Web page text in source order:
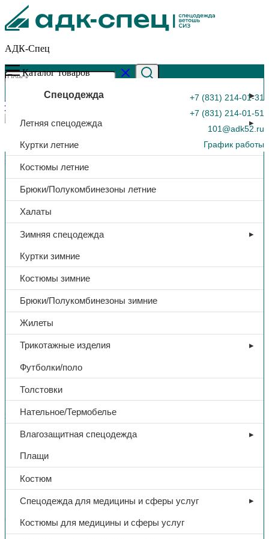
АДК-Спец
+7 (831) 214-01-31
+7 (831) 214-01-51
101@adk52.ru
График работы
0
Каталог товаров
Спецодежда
Летняя спецодежда
Куртки летние
Костюмы летние
Брюки/Полукомбинезоны летние
Халаты
Зимняя спецодежда
Куртки зимние
Костюмы зимние
Брюки/Полукомбинезоны зимние
Жилеты
Трикотажные изделия
Футболки/поло
Толстовки
Нательное/Термобелье
Влагозащитная спецодежда
Плащи
Костюм
Спецодежда для медицины и сферы услуг
Костюмы для медицины и сферы услуг
Главная страница»Каталог»Губка для посуды «Master
FRESH bubble black», в уп. 5 шт.
Сопутствующие товары
Губка для посуды «Master
FRESH bubble black», в уп. 5
шт.
68,00₽